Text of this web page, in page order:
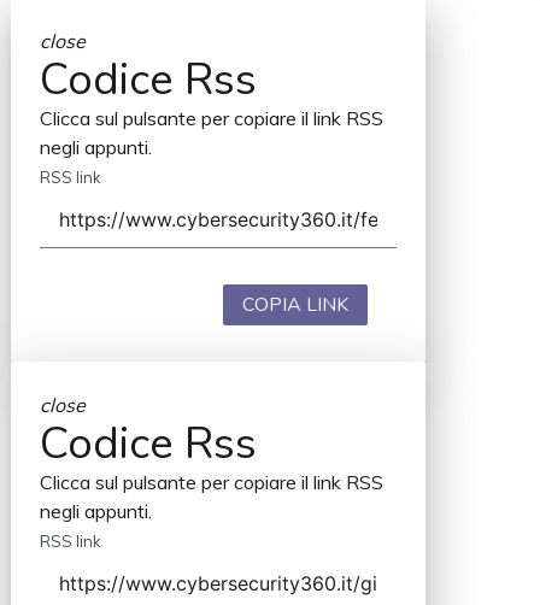
close
Codice Rss
Clicca sul pulsante per copiare il link RSS
negli appunti.
RSS link
COPIA LINK
close
Codice Rss
Clicca sul pulsante per copiare il link RSS
negli appunti.
RSS link